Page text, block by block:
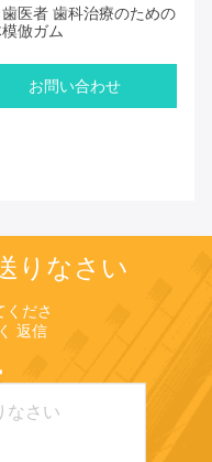
医者 歯科治療のための
倣ガム
お問い合わせ
りなさい
くださ
返信